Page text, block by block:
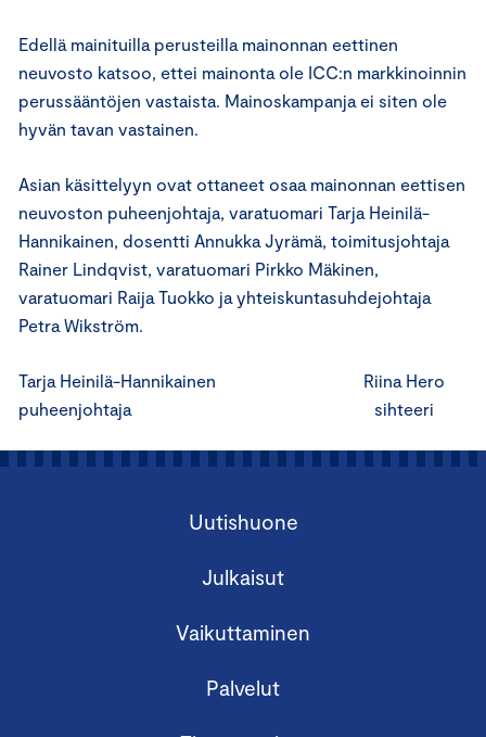
Edellä mainituilla perusteilla mainonnan eettinen
neuvosto katsoo, ettei mainonta ole ICC:n markkinoinnin
perussääntöjen vastaista. Mainoskampanja ei siten ole
hyvän tavan vastainen.
Asian käsittelyyn ovat ottaneet osaa mainonnan eettisen
neuvoston puheenjohtaja, varatuomari Tarja Heinilä-
Hannikainen, dosentti Annukka Jyrämä, toimitusjohtaja
Rainer Lindqvist, varatuomari Pirkko Mäkinen,
varatuomari Raija Tuokko ja yhteiskuntasuhdejohtaja
Petra Wikström.
Tarja Heinilä-Hannikainen Riina Hero
puheenjohtaja sihteeri
Uutishuone
Julkaisut
Vaikuttaminen
Palvelut